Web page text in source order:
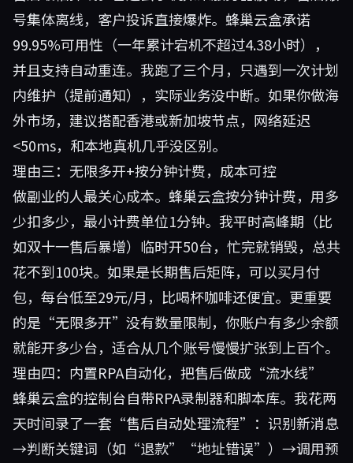
号集体离线，客户投诉直接爆炸。蜂巢云盒承诺
99.95%可用性（一年累计宕机不超过4.38小时），
并且支持自动重连。我跑了三个月，只遇到一次计划
内维护（提前通知），实际业务没中断。如果你做海
外市场，建议搭配香港或新加坡节点，网络延迟
<50ms，和本地真机几乎没区别。
理由三：无限多开+按分钟计费，成本可控
做副业的人最关心成本。蜂巢云盒按分钟计费，用多
少扣多少，最小计费单位1分钟。我平时高峰期（比
如双十一售后暴增）临时开50台，忙完就销毁，总共
花不到100块。如果是长期售后矩阵，可以买月付
包，每台低至29元/月，比喝杯咖啡还便宜。更重要
的是“无限多开”没有数量限制，你账户有多少余额
就能开多少台，适合从几个账号慢慢扩张到上百个。
理由四：内置RPA自动化，把售后做成“流水线”
蜂巢云盒的控制台自带RPA录制器和脚本库。我花两
天时间录了一套“售后自动处理流程”：识别新消息
→判断关键词（如“退款”“地址错误”）→调用预